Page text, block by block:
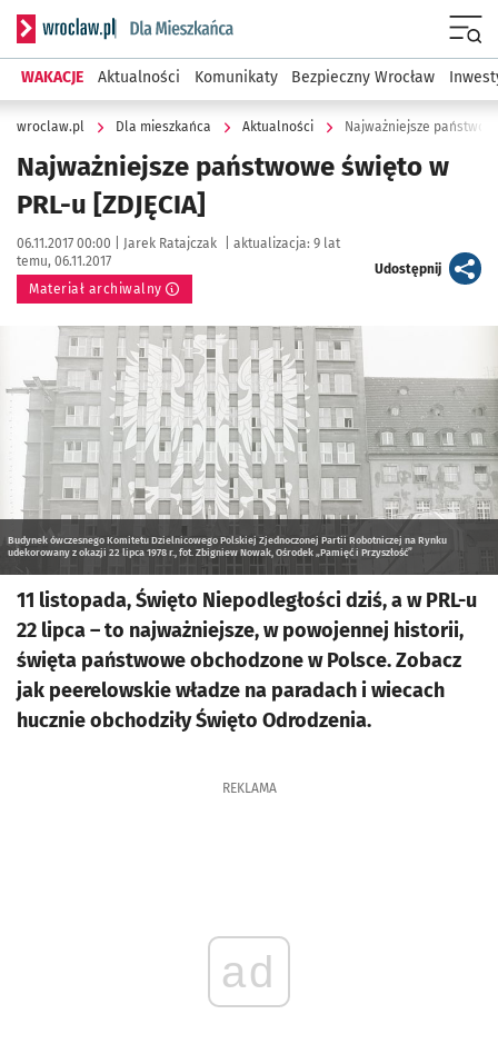
Serwis informacyjny wroclaw.pl podserwis: Dla mieszkańca
WAKACJE Aktualności Komunikaty Bezpieczny Wrocław
wroclaw.pl Dla mieszkańca Aktualności Najważniejsze
Najważniejsze państwowe święto w
PRL-u [ZDJĘCIA]
Data publikacji:
06.11.2017 00:00 | Autor:
Jarek Ratajczak aktualizacja: 9 lat
temu, 06.11.2017
Materiał archiwalny
Udostępnijartykuł
Kliknij, aby powiększyć
Budynek ówczesnego Komitetu Dzielnicowego Polskiej Zjednoczonej Partii Robotniczej na Rynku
udekorowany z okazji 22 lipca 1978 r., fot. Zbigniew Nowak, Ośrodek „Pamięć i Przyszłość”
11 listopada, Święto Niepodległości dziś, a w PRL-u
22 lipca – to najważniejsze, w powojennej historii,
święta państwowe obchodzone w Polsce. Zobacz
jak peerelowskie władze na paradach i wiecach
hucznie obchodziły Święto Odrodzenia.
REKLAMA
ad